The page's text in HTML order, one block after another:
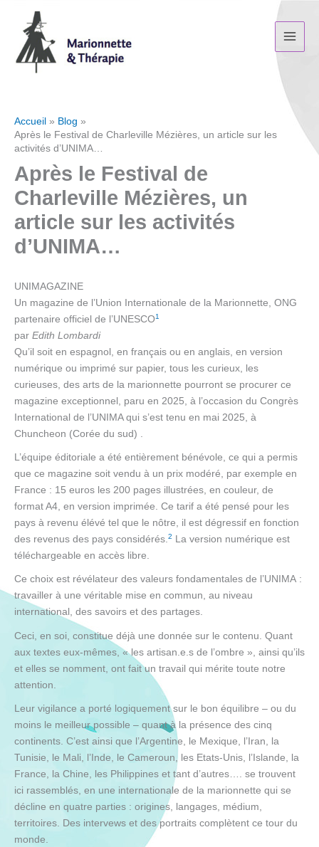
contenu
Accueil
Blog
Après le Festival de Charleville Mézières, un article sur les
activités d’UNIMA…
Après le Festival de
Charleville Mézières, un
article sur les activités
d’UNIMA…
UNIMAGAZINE
Un magazine de l’Union Internationale de la Marionnette, ONG
partenaire officiel de l’UNESCO1
par Edith Lombardi
Qu’il soit en espagnol, en français ou en anglais, en version
numérique ou imprimé sur papier, tous les curieux, les
curieuses, des arts de la marionnette pourront se procurer ce
magazine exceptionnel, paru en 2025, à l’occasion du Congrès
International de l’UNIMA qui s’est tenu en mai 2025, à
Chuncheon (Corée du sud) .
L’équipe éditoriale a été entièrement bénévole, ce qui a permis
que ce magazine soit vendu à un prix modéré, par exemple en
France : 15 euros les 200 pages illustrées, en couleur, de
format A4, en version imprimée. Ce tarif a été pensé pour les
pays à revenu élévé tel que le nôtre, il est dégressif en fonction
des revenus des pays considérés.2
La version numérique est
téléchargeable en accès libre.
Ce choix est révélateur des valeurs fondamentales de l’UNIMA :
travailler à une véritable mise en commun, au niveau
international, des savoirs et des partages.
Ceci, en soi, constitue déjà une donnée sur le contenu. Quant
aux textes eux-mêmes, « les artisan.e.s de l’ombre », ainsi qu’ils
et elles se nomment, ont fait un travail qui mérite toute notre
attention.
Leur vigilance a porté logiquement sur le bon équilibre – ou du
moins le meilleur possible – quant à la présence des cinq
continents. C’est ainsi que l’Argentine, le Mexique, l’Iran, la
Tunisie, le Mali, l’Inde, le Cameroun, les Etats-Unis, l’Islande, la
France, la Chine, les Philippines et tant d’autres…. se trouvent
ici rassemblés, en une internationale de la marionnette qui se
décline en quatre parties : origines, langages, médium,
territoires. Des intervews et des portraits complètent ce tour du
monde.